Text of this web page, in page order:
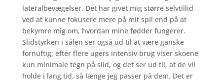
lateralbevægelser. Det har givet mig større selvtillid
ved at kunne fokusere mere på mit spil end på at
bekymre mig om, hvordan mine fødder fungerer.
Slidstyrken i sålen ser også ud til at være ganske
fornuftig; efter flere ugers intensiv brug viser skoene
kun minimale tegn på slid, og det ser ud til, at de vil
holde i lang tid, så længe jeg passer på dem. Det er